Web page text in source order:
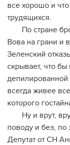
все хорошо и
трудящихся.
По стране
Вова на грани и
Зеленский
скрывает, что бы
депилированной
всегда живее
которого
Ну и врут,
поводу и без,
Депутат от СН